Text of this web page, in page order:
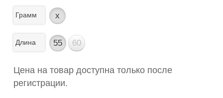
Грамм x
Длина 55 60
Цена на товар доступна только после
регистрации.